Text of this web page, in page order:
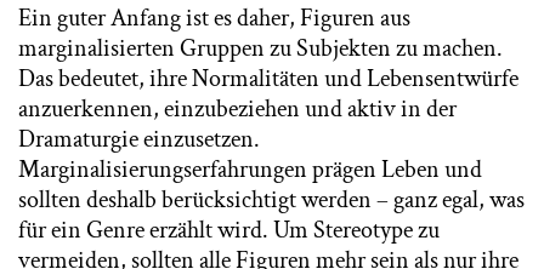
Ein guter Anfang ist es daher, Figuren aus
marginalisierten Gruppen zu Subjekten zu machen.
Das bedeutet, ihre Normalitäten und Lebensentwürfe
anzuerkennen, einzubeziehen und aktiv in der
Dramaturgie einzusetzen.
Marginalisierungserfahrungen prägen Leben und
sollten deshalb berücksichtigt werden – ganz egal, was
für ein Genre erzählt wird. Um Stereotype zu
vermeiden, sollten alle Figuren mehr sein als nur ihre